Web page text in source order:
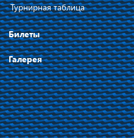
Турнирная таблица
Билеты
Галерея